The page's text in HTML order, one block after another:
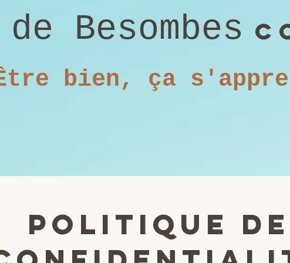
Besombes
bien, ça
Politique de